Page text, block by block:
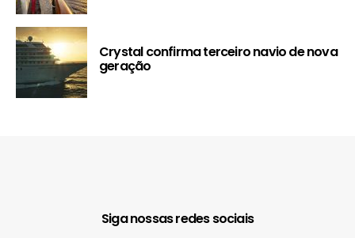
Crystal confirma terceiro navio de nova
geração
Siga nossas redes sociais